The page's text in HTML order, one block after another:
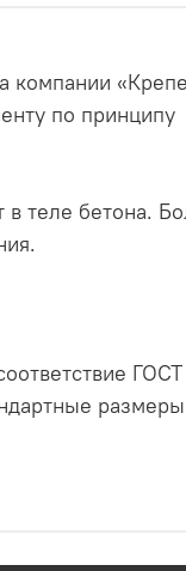
компании
по принципу
теле бетона.
ГОСТ